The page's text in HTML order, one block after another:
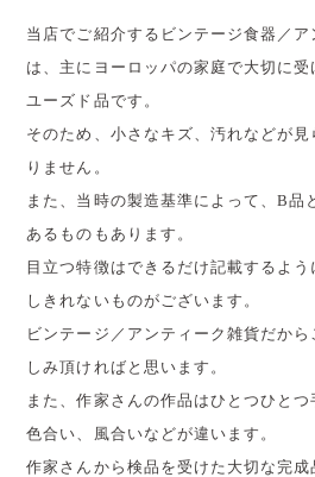
当店でご紹介するビンテージ食器／
は、主にヨーロッパの家庭で大切に受
ユーズド品です。
そのため、小さなキズ、汚れなどが
りません。
また、当時の製造基準によって、B品
あるものもあります。
目立つ特徴はできるだけ記載するよ
しきれないものがございます。
ビンテージ／アンティーク雑貨だか
しみ頂ければと思います。
また、作家さんの作品はひとつひと
色合い、風合いなどが違います。
作家さんから検品を受けた大切な完成